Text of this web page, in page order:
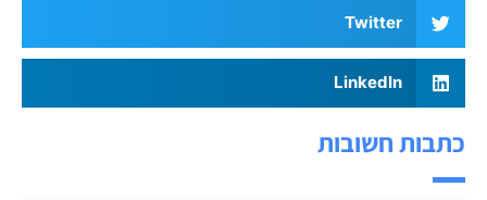
Twitter
LinkedIn
כתבות חשובות